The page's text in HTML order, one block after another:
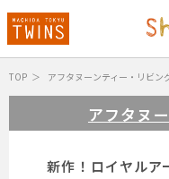
TOP アフタヌーンティー・リビン
アフタヌ
新作！ロイヤルア